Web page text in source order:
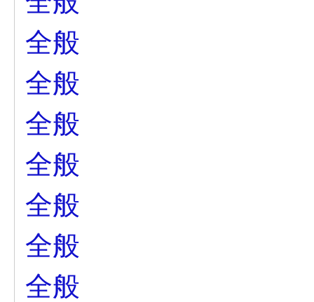
全般
全般
全般
全般
全般
全般
全般